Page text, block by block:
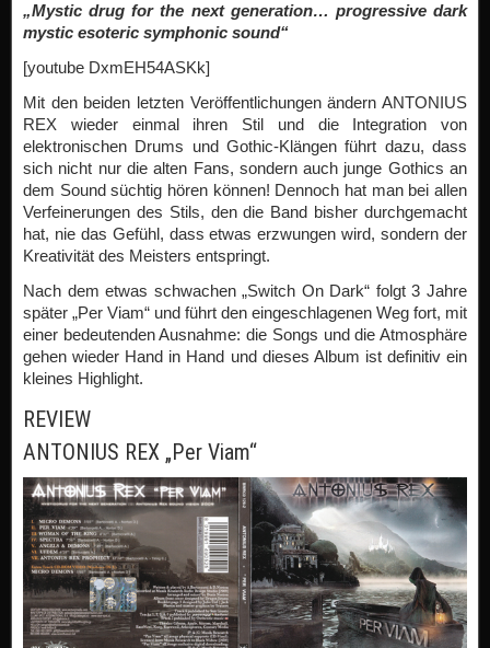
„Mystic drug for the next generation… progressive dark
mystic esoteric symphonic sound“
[youtube DxmEH54ASKk]
Mit den beiden letzten Veröffentlichungen ändern ANTONIUS
REX wieder einmal ihren Stil und die Integration von
elektronischen Drums und Gothic-Klängen führt dazu, dass
sich nicht nur die alten Fans, sondern auch junge Gothics an
dem Sound süchtig hören können! Dennoch hat man bei allen
Verfeinerungen des Stils, den die Band bisher durchgemacht
hat, nie das Gefühl, dass etwas erzwungen wird, sondern der
Kreativität des Meisters entspringt.
Nach dem etwas schwachen „Switch On Dark“ folgt 3 Jahre
später „Per Viam“ und führt den eingeschlagenen Weg fort, mit
einer bedeutenden Ausnahme: die Songs und die Atmosphäre
gehen wieder Hand in Hand und dieses Album ist definitiv ein
kleines Highlight.
REVIEW
ANTONIUS REX „Per Viam“